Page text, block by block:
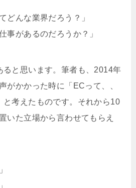
どんな業界だろう？」
事があるのだろうか？」
ると思います。筆者も、2014年
がかかった時に「ECって、、
と考えたものです。それから10
いた立場から言わせてもらえ